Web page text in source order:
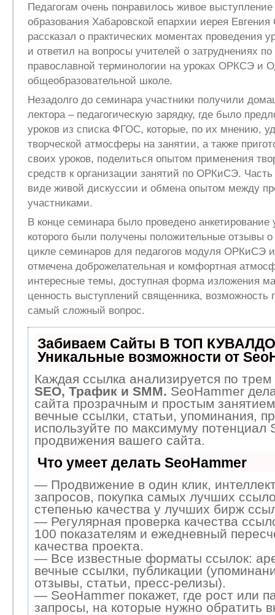
Педагогам очень понравилось живое
образования Хабаровской епархии иерея Евгения
рассказал о практических моментах проведения
и ответил на вопросы учителей о затруднениях
православной терминологии на уроках ОРКСЭ и
общеобразовательной школе.
Незадолго до семинара участники получили
лектора – педагогическую зарядку, где было
уроков из списка ФГОС, которые, по их мнению,
творческой атмосферы на занятии, а также
своих уроков, поделиться опытом применения
средств к организации занятий по ОРКиСЭ.
виде живой дискуссии и обмена опытом между
участниками.
В конце семинара было проведено анкетирование
которого были получены положительные отзывы
цикле семинаров для педагогов модуля
отмечена доброжелательная и комфортная
интересные темы, доступная форма изложения
ценность выступлений священника, возможность
самый сложный вопрос.
Забиваем Сайты В ТОП
Уникальные возможности от
Каждая ссылка анализируется по трем
SEO, Трафик и SMM. SeoHammer
сайта прозрачным и простым
вечные ссылки, статьи, упоминания,
используйте по максимуму потенциал
продвижения вашего сайта.
Что умеет делать SeoHammer
— Продвижение в один клик,
запросов, покупка самых лучших
степенью качества у лучших бирж
— Регулярная проверка качества
100 показателям и ежедневный
качества проекта.
— Все известные форматы ссылок:
вечные ссылки, публикации
отзывы, статьи, пресс-релизы).
— SeoHammer покажет, где рост или
запросы, на которые нужно обратить